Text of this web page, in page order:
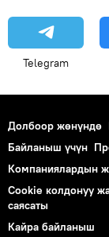
Telegram
Долбоор жөнүндө
Байланыш үчүн
Компаниялардын
Cookie колдонуу
саясаты
Кайра байланыш